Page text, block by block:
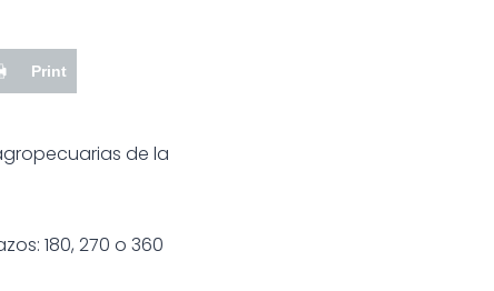
Print
de la
180, 270 o 360